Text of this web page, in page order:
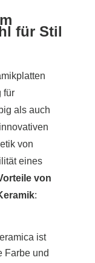
für Stil
für
als auch
von
eines
von
:
ist
Farbe und